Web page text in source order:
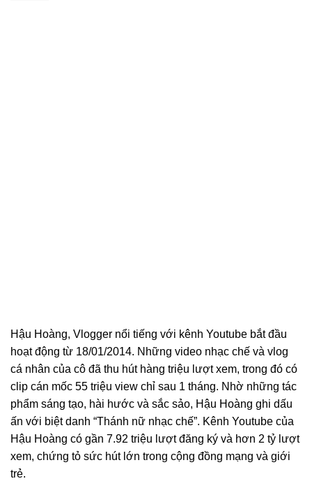
Hậu Hoàng, Vlogger nổi tiếng với kênh Youtube bắt đầu
hoạt động từ 18/01/2014. Những video nhạc chế và vlog
cá nhân của cô đã thu hút hàng triệu lượt xem, trong đó có
clip cán mốc 55 triệu view chỉ sau 1 tháng. Nhờ những tác
phẩm sáng tạo, hài hước và sắc sảo, Hậu Hoàng ghi dấu
ấn với biệt danh “Thánh nữ nhạc chế”. Kênh Youtube của
Hậu Hoàng có gần 7.92 triệu lượt đăng ký và hơn 2 tỷ lượt
xem, chứng tỏ sức hút lớn trong cộng đồng mạng và giới
trẻ.